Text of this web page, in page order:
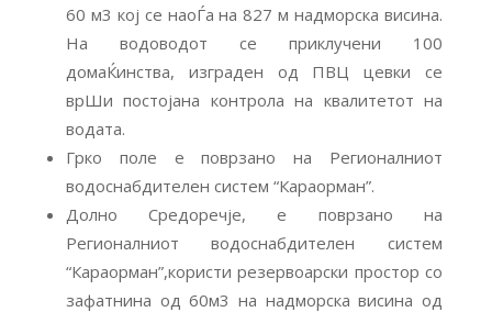
60 м3 кој се наоЃа на 827 м надморска висина.
На водоводот се приклучени 100
домаЌинства, изграден од ПВЦ цевки се
врШи постојана контрола на квалитетот на
водата.
Грко поле е поврзано на Регионалниот
водоснабдителен систем “Караорман”.
Долно Средоречје, е поврзано на
Регионалниот водоснабдителен систем
“Караорман”,користи резервоарски простор со
зафатнина од 60м3 на надморска висина од